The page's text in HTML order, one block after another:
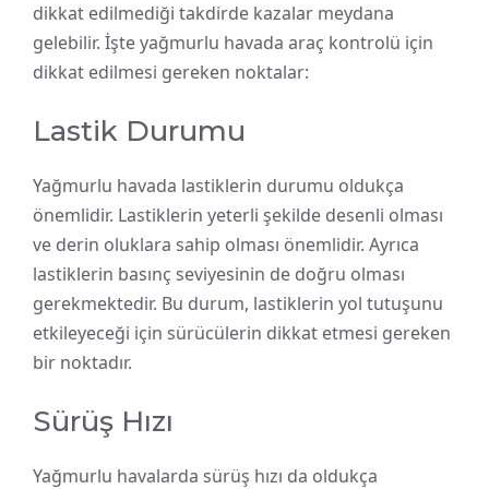
dikkat edilmediği takdirde kazalar meydana
gelebilir. İşte yağmurlu havada araç kontrolü için
dikkat edilmesi gereken noktalar:
Lastik Durumu
Yağmurlu havada lastiklerin durumu oldukça
önemlidir. Lastiklerin yeterli şekilde desenli olması
ve derin oluklara sahip olması önemlidir. Ayrıca
lastiklerin basınç seviyesinin de doğru olması
gerekmektedir. Bu durum, lastiklerin yol tutuşunu
etkileyeceği için sürücülerin dikkat etmesi gereken
bir noktadır.
Sürüş Hızı
Yağmurlu havalarda sürüş hızı da oldukça